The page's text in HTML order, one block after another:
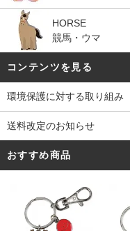
HORSE
競馬・ウマ
コンテンツを見る
環境保護に対する取り組み
送料改定のお知らせ
おすすめ商品